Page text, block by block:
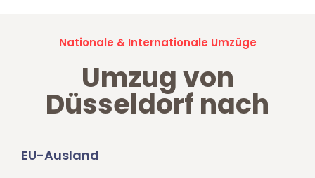
Nationale & Internationale Umzüge
Umzug von
Düsseldorf nach
EU-Ausland